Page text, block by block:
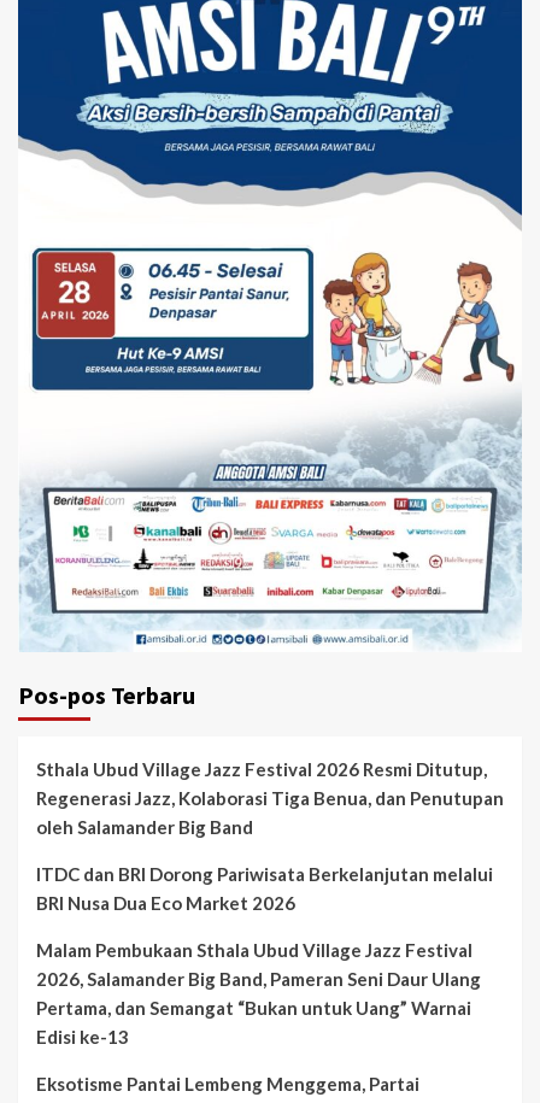
Pos-pos Terbaru
Sthala Ubud Village Jazz Festival 2026 Resmi Ditutup,
Regenerasi Jazz, Kolaborasi Tiga Benua, dan Penutupan
oleh Salamander Big Band
ITDC dan BRI Dorong Pariwisata Berkelanjutan melalui
BRI Nusa Dua Eco Market 2026
Malam Pembukaan Sthala Ubud Village Jazz Festival
2026, Salamander Big Band, Pameran Seni Daur Ulang
Pertama, dan Semangat “Bukan untuk Uang” Warnai
Edisi ke-13
Eksotisme Pantai Lembeng Menggema, Partai